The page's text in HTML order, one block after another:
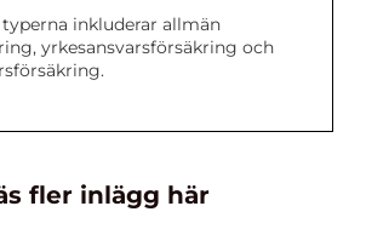
inkluderar allmän
yrkesansvarsförsäkring och
fler inlägg här